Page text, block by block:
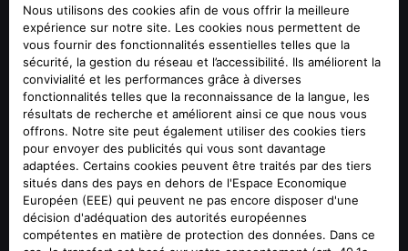
PRIMES CEE - Certificats d’Économies
d’Énergie
Les primes CEE sont une aide financière destinée à
encourager la transition vers des véhicules plus
propres.
Jusqu’à6 100 € d’aideselon votre situation
Destinées aux ménages modestes et précaires
Valables sur une large gamme de véhicules
électriques (tous nos modèles sont éligibles)